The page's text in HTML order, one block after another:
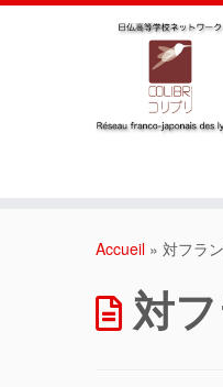
Accueil » 対フラ
対